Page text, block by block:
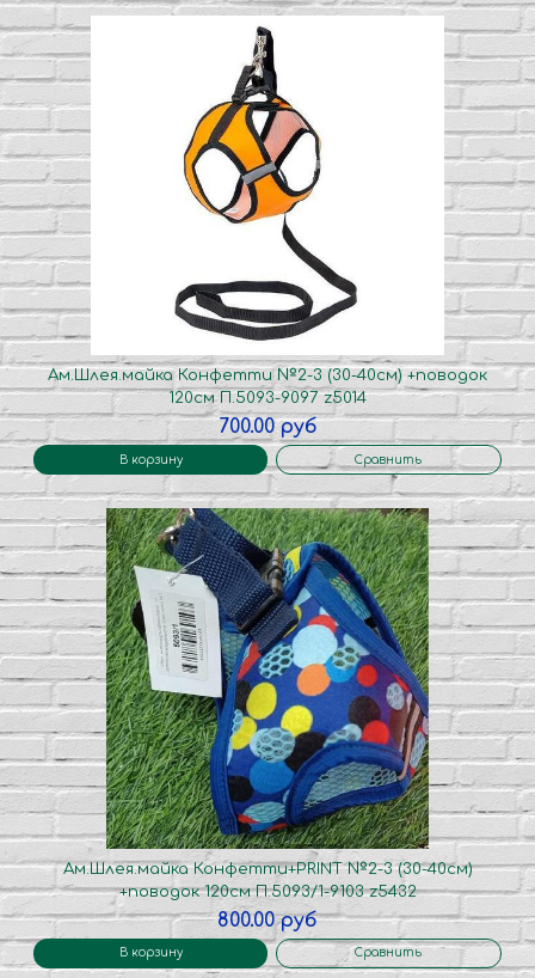
Ам.Шлея.майка Конфетти №2-3 (30-40см) +поводок
120см П.5093-9097 z5014
700.00 руб
В корзину Сравнить
Ам.Шлея.майка Конфетти+PRINT №2-3 (30-40см)
+поводок 120см П.5093/1-9103 z5432
800.00 руб
В корзину Сравнить